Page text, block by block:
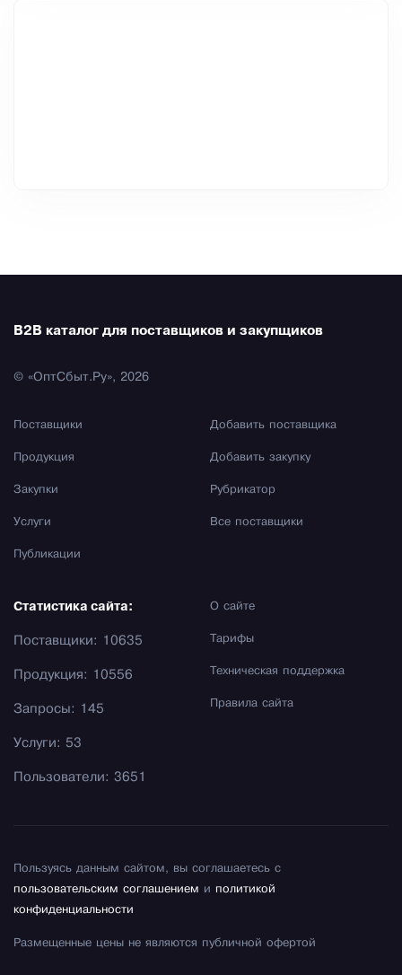
B2B каталог для поставщиков и закупщиков
© «ОптСбыт.Ру», 2026
Поставщики
Продукция
Закупки
Услуги
Публикации
Добавить поставщика
Добавить закупку
Рубрикатор
Все поставщики
О сайте
Тарифы
Техническая поддержка
Правила сайта
Статистика сайта:
Поставщики: 10635
Продукция: 10556
Запросы: 145
Услуги: 53
Пользователи: 3651
Пользуясь данным сайтом, вы соглашаетесь с
пользовательским соглашением и политикой
конфиденциальности
Размещенные цены не являются публичной офертой